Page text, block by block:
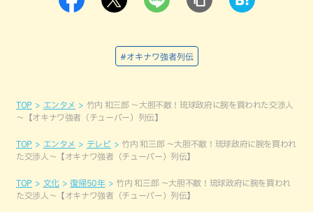
#オキナワ強者列伝
TOP エンタメ
竹内 和三郎 ～大胆不敵！琉球政府に腕を買われた交渉人
～【オキナワ強者（チューバー）列伝】
TOP エンタメ テレビ
竹内 和三郎 ～大胆不敵！琉球政府に腕を買われ
た交渉人～【オキナワ強者（チューバー）列伝】
TOP 文化 復帰50年
竹内 和三郎 ～大胆不敵！琉球政府に腕を買われ
た交渉人～【オキナワ強者（チューバー）列伝】